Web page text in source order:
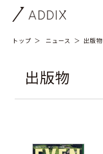
トップ ニュース 出版物
出版物